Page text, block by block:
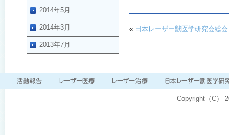
« 日本レーザー獣医学研究会総
2014年5月
2014年3月
2013年7月
Copyright（C）